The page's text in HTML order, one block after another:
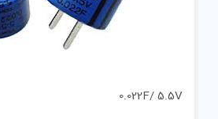
0.022F/ 5.5V